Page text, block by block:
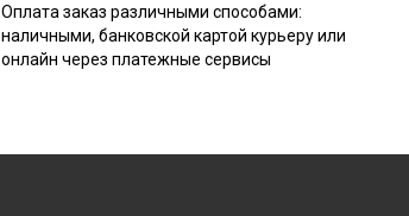
Оплата заказ различными способами:
наличными, банковской картой курьеру или
онлайн через платежные сервисы